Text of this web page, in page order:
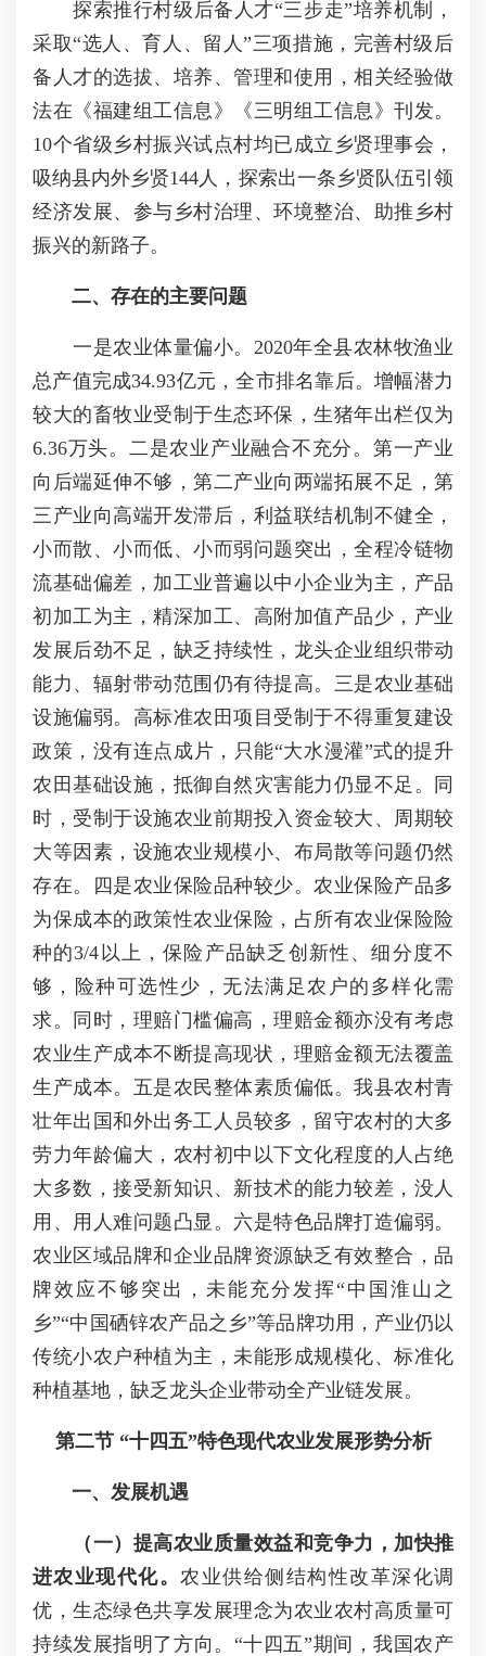
探索推行村级后备人才“三步走”培养机制，
采取“选人、育人、留人”三项措施，完善村级后
备人才的选拔、培养、管理和使用，相关经验做
法在《福建组工信息》《三明组工信息》刊发。
10个省级乡村振兴试点村均已成立乡贤理事会，
吸纳县内外乡贤144人，探索出一条乡贤队伍引领
经济发展、参与乡村治理、环境整治、助推乡村
振兴的新路子。
二、存在的主要问题
一是农业体量偏小。2020年全县农林牧渔业
总产值完成34.93亿元，全市排名靠后。增幅潜力
较大的畜牧业受制于生态环保，生猪年出栏仅为
6.36万头。二是农业产业融合不充分。第一产业
向后端延伸不够，第二产业向两端拓展不足，第
三产业向高端开发滞后，利益联结机制不健全，
小而散、小而低、小而弱问题突出，全程冷链物
流基础偏差，加工业普遍以中小企业为主，产品
初加工为主，精深加工、高附加值产品少，产业
发展后劲不足，缺乏持续性，龙头企业组织带动
能力、辐射带动范围仍有待提高。三是农业基础
设施偏弱。高标准农田项目受制于不得重复建设
政策，没有连点成片，只能“大水漫灌”式的提升
农田基础设施，抵御自然灾害能力仍显不足。同
时，受制于设施农业前期投入资金较大、周期较
大等因素，设施农业规模小、布局散等问题仍然
存在。四是农业保险品种较少。农业保险产品多
为保成本的政策性农业保险，占所有农业保险险
种的3/4以上，保险产品缺乏创新性、细分度不
够，险种可选性少，无法满足农户的多样化需
求。同时，理赔门槛偏高，理赔金额亦没有考虑
农业生产成本不断提高现状，理赔金额无法覆盖
生产成本。五是农民整体素质偏低。我县农村青
壮年出国和外出务工人员较多，留守农村的大多
劳力年龄偏大，农村初中以下文化程度的人占绝
大多数，接受新知识、新技术的能力较差，没人
用、用人难问题凸显。六是特色品牌打造偏弱。
农业区域品牌和企业品牌资源缺乏有效整合，品
牌效应不够突出，未能充分发挥“中国淮山之
乡”“中国硒锌农产品之乡”等品牌功用，产业仍以
传统小农户种植为主，未能形成规模化、标准化
种植基地，缺乏龙头企业带动全产业链发展。
第二节 “十四五”特色现代农业发展形势分析
一、发展机遇
（一）提高农业质量效益和竞争力，加快推
进农业现代化。农业供给侧结构性改革深化调
优，生态绿色共享发展理念为农业农村高质量可
持续发展指明了方向。“十四五”期间，我国农产